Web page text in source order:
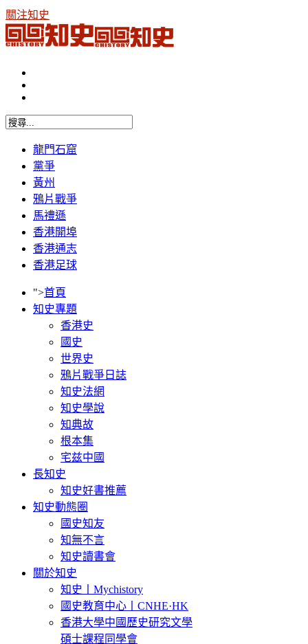
關注知史
龍門石窟
黨爭
黃州
鴉片戰爭
馬禮遜
香港開埠
香港通志
香港足球
">首頁
知史專題
香港史
國史
世界史
鴉片戰爭日誌
知史法網
知史學說
知典故
根本集
宅兹中國
長知史
知史好書推薦
知史動態圈
國史知友
知無不言
知史讀書會
關於知史
知史丨Mychistory
國史教育中心丨CNHE·HK
香港大學中國歷史研究文學
碩士課程同學會